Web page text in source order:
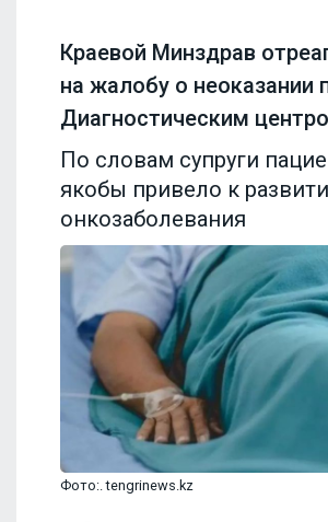
Краевой Минздрав
на жалобу о неоказании
Диагностическим
По словам супруги
якобы привело к
онкозаболевания
Фото:. tengrinews.kz